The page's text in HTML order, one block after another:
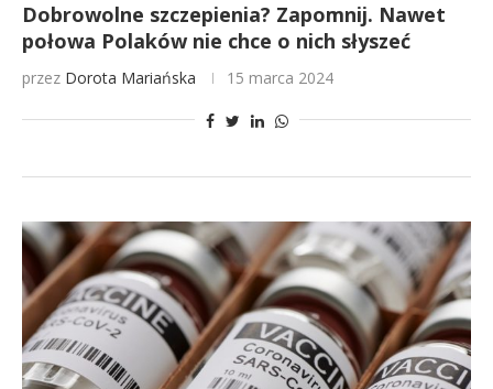
Dobrowolne szczepienia? Zapomnij. Nawet
połowa Polaków nie chce o nich słyszeć
przez Dorota Mariańska 15 marca 2024